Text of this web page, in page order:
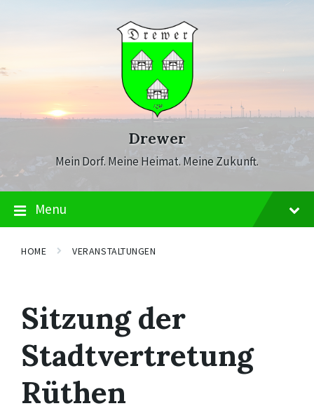
Drewer
Mein Dorf. Meine Heimat. Meine Zukunft.
Menu
HOME VERANSTALTUNGEN
Sitzung der
Stadtvertretung
Rüthen